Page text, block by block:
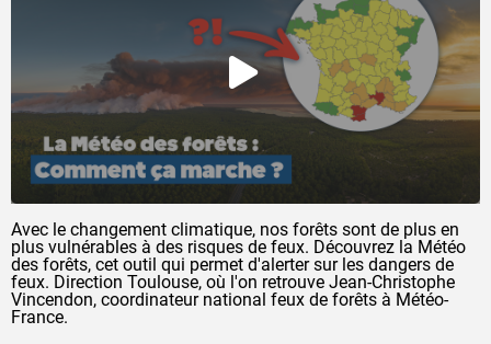
Avec le changement climatique, nos forêts sont de plus en
plus vulnérables à des risques de feux. Découvrez la Météo
des forêts, cet outil qui permet d'alerter sur les dangers de
feux. Direction Toulouse, où l'on retrouve Jean-Christophe
Vincendon, coordinateur national feux de forêts à Météo-
France.